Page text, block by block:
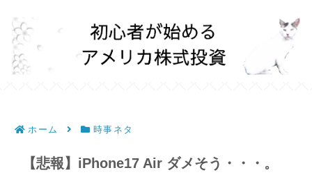
ホーム 時事ネタ
【悲報】iPhone17 Air ダメそう・・・。